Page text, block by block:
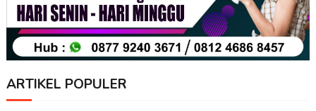
ARTIKEL POPULER